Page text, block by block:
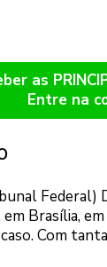
as
Entre na
Federal)
Brasília, em
Com